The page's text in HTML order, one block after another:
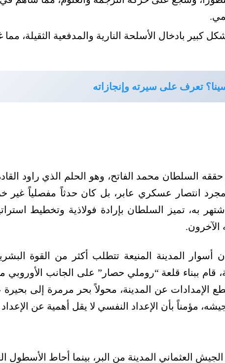
كبير بادخال الأسلحة النارية والمدفعية الثقيلة، مما
تعرف على سيرته وإنجازاته
السلطان محمد الفاتح، وهو الحلم الذي راود
انتصار عسكري عابر، بل كان حدثاً مفصلياً غير
به، تميز السلطان بإرادة فولاذية وتخطيط
الآخرون.
المدينة المنيعة تتطلب أكثر من القوة البشرية
قام ببناء قلعة “روملي حصار” على الجانب الأوروبي
الإمدادات عن المدينة، محولاً بحر مرمرة إلى بحيرة
مؤمناً بأن الإعداد النفسي لا يقل أهمية عن
العثماني المدينة من البر، بينما أحاط الأسطول